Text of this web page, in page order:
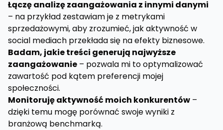
Łączę analizę zaangażowania z innymi danymi
– na przykład zestawiam je z metrykami
sprzedażowymi, aby zrozumieć, jak aktywność w
social mediach przekłada się na efekty biznesowe.
Badam, jakie treści generują najwyższe
zaangażowanie – pozwala mi to optymalizować
zawartość pod kątem preferencji mojej
społeczności.
Monitoruję aktywność moich konkurentów –
dzięki temu mogę porównać swoje wyniki z
branżową benchmarką.